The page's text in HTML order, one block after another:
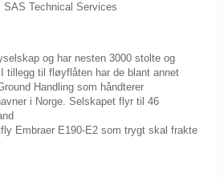
Technical Services
og har nesten 3000 stolte og
tillegg til fløyflåten har de blant annet
Handling som håndterer
i Norge. Selskapet flyr til 46
Embraer E190-E2 som trygt skal frakte